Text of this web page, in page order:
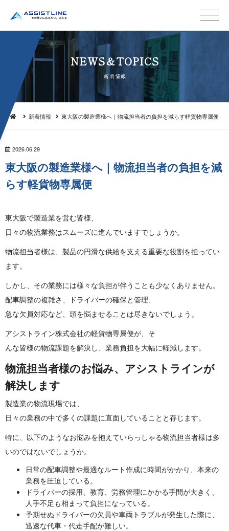
NEWS＆TO P I C S
新 着 情 報
新着情報 東大阪の製造業様へ｜物流担当者の負担を減らす軽貨物専属便
2026.06.29
東大阪の製造業様へ｜物流担当者の負担を減
らす軽貨 物 専 属 便
東大阪で製造業を営む皆様、
日々の物流業務はスムーズに進んでいますでしょうか。
物流担当者様は、 製品の円滑な供給を支える重要な役割を担ってい
ます。
しかし、その業務には様々な負担が伴うことも少なくありません。
配車調整の複雑さ、ドライバーの確保と管理、
急な欠員対応など、 頭を悩ませることは尽きないでしょう。
アシストライン株式会社の軽貨物専属便が、 そ
んな皆様の物流課題を解決し、業務負担を大幅に軽減します。
物流担当者様のお悩み、アシストラインが
解 決 し ま す
製造業の物流現場では、
日々の業務の中で多くの課題に直面していることと存じます。
特に、 以下のようなお悩みを抱えていらっしゃる物流担当者様は多
いのではないでしょうか。
日常の配車調整や最適なルート作成に時間がかかり、 本来の
業務を圧迫している。
ドライバーの採用、教育、労務管理にかかる手間が大きく、
人手不足も相まって負担になっている。
予期せぬドライバーの欠員や車両トラブルが発生した際に、
迅速な代車・代走手配が難しい。